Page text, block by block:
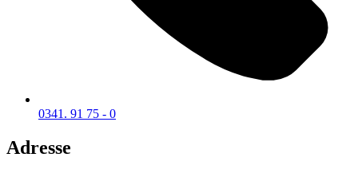
0341. 91 75 - 0
Adresse